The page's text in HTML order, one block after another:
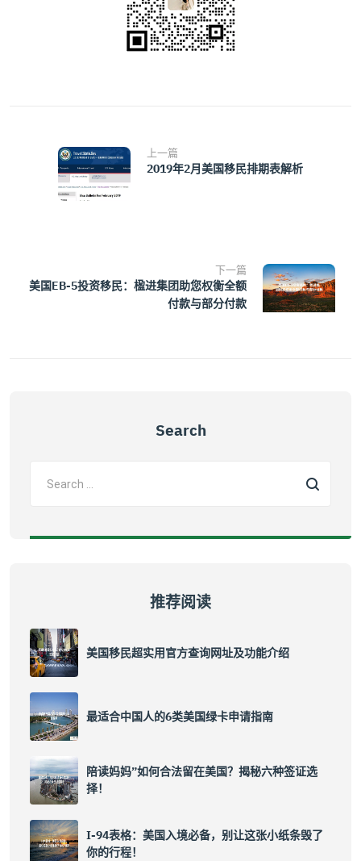
上一篇
2019年2月美国移民排期表解析
下一篇
美国EB-5投资移民：楹进集团助您权衡全额
付款与部分付款
Search
推荐阅读
美国移民超实用官方查询网址及功能介绍
最适合中国人的6类美国绿卡申请指南
陪读妈妈”如何合法留在美国？揭秘六种签证选
择！
I-94表格：美国入境必备，别让这张小纸条毁了
你的行程！